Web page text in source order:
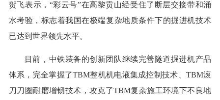
贺飞表示，“彩云号”在高黎贡山经受住了断层交接带和涌
水考验，标志着我国在极端复杂地质条件下的掘进机技术
已达到世界领先水平。
目前，中铁装备的创新团队继续完善隧道掘进机产品
体系，完全掌握了TBM整机机电液集成控制技术、TBM滚
刀刀圈耐磨增韧技术，攻克了TBM复杂施工环境下不良地